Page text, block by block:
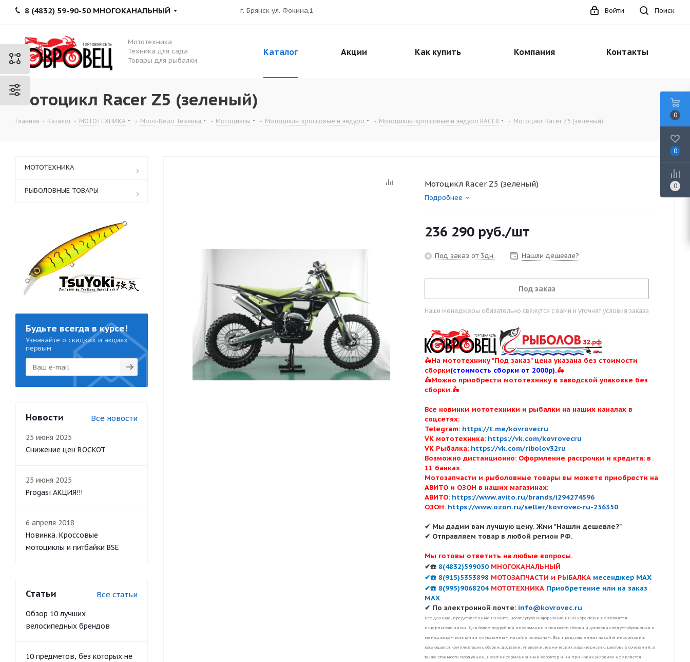
8 (4832) 59-90-50 МНОГОКАНАЛЬНЫЙ г. Брянск ул. Фокина,1 Поиск
Войти
Мототехника
Техника для сада
Товары для рыбалки
Каталог Акции Как купить Компания Контакты
Мотоцикл Racer Z5 (зеленый)
Главная - Каталог - МОТОТЕХНИКА - Мото-Вело Техника - Мотоциклы - Мотоциклы кроссовые и эндуро - Мотоциклы кроссовые и эндуро RACER - Мотоцикл Racer Z5 (зеленый)
Мотоцикл Racer Z5 (зеленый)
Подробнее
236 290 руб./шт
Под заказ от 3дн. Нашли дешевле?
Под заказ
Наши менеджеры обязательно свяжутся с вами и уточнят условия заказа
🛵На мототехнику "Под заказ" цена указана без стоимости
сборки(стоимость сборки от 2000р).🛵
🛵Можно приобрести мототехнику в заводской упаковке без
сборки.🛵
Все новинки мототехники и рыбалки на наших каналах в
соцсетях:
Telegram: https://t.me/kovrovecru
VK мототехника: https://vk.com/kovrovecru
VK Рыбалка: https://vk.com/ribolov32ru
Возможно дистанционно: Оформление рассрочки и кредита: в
11 банках.
Мотозапчасти и рыболовные товары вы можете приобрести на
АВИТО и ОЗОН в наших магазинах:
АВИТО: https://www.avito.ru/brands/i294274596
ОЗОН: https://www.ozon.ru/seller/kovrovec-ru-256350
✔ Мы дадим вам лучшую цену. Жми "Нашли дешевле?"
✔ Отправляем товар в любой регион РФ.
Мы готовы ответить на любые вопросы.
✔☎️ 8(4832)599050 МНОГОКАНАЛЬНЫЙ
✔☎️ 8(915)5353898 МОТОЗАПЧАСТИ и РЫБАЛКА месенджер MAX
✔☎️ 8(995)9068204 МОТОТЕХНИКА Приобретение или на заказ
MAX
✔ По электронной почте: info@kovrovec.ru
Все данные, представленные на сайте, носят сугубо информационный характер и не являются
исчерпывающими. Для более подробной информации о стоимости сборки и доставки следует обращаться к
менеджерам компании по указанным на сайте телефонам. Вся представленная на сайте информация,
касающаяся комплектации, сборки, доставки, упаковки, технических характеристик, цветовых сочетаний, а
также стоимости продукции, носит информационный характер и ни при каких условиях не является
МОТОТЕХНИКА
РЫБОЛОВНЫЕ ТОВАРЫ
Будьте всегда в курсе!
Узнавайте о скидках и акциях
первым
Новости Все новости
25 июня 2025
Снижение цен ROCKOT
25 июня 2025
Progasi АКЦИЯ!!!
6 апреля 2018
Новинка. Кроссовые
мотоциклы и питбайки BSE
Статьи Все статьи
Обзор 10 лучших
велосипедных брендов
10 предметов, без которых не
0
0
0